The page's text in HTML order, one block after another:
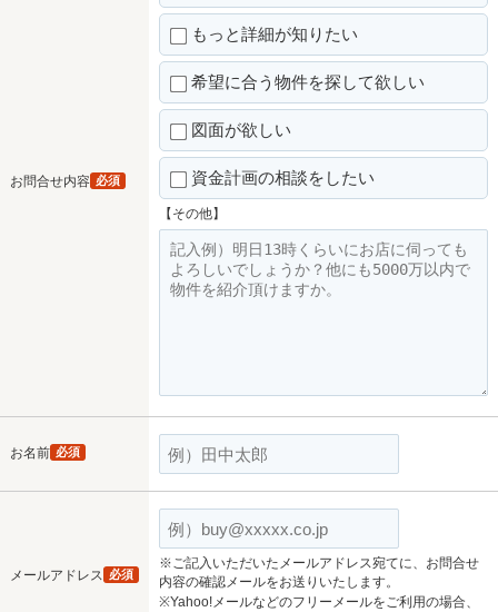
お問合せ内容 必須
もっと詳細が知りたい
希望に合う物件を探して欲しい
図面が欲しい
資金計画の相談をしたい
【その他】
お名前 必須
メールアドレス 必須
※ご記入いただいたメールアドレス宛てに、お問合せ
内容の確認メールをお送りいたします。
※Yahoo!メールなどのフリーメールをご利用の場合、